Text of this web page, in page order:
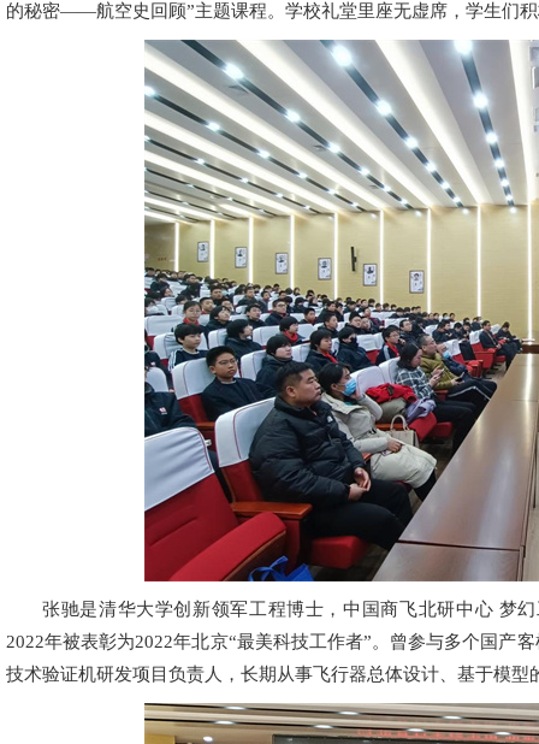
的秘密——航空史回顾”主题课程。学校礼堂里座无虚席，学生们
张驰是清华大学创新领军工程博士，中国商飞北研中心 梦
2022年被表彰为2022年北京“最美科技工作者”。曾参与多个国产
技术验证机研发项目负责人，长期从事飞行器总体设计、基于模型